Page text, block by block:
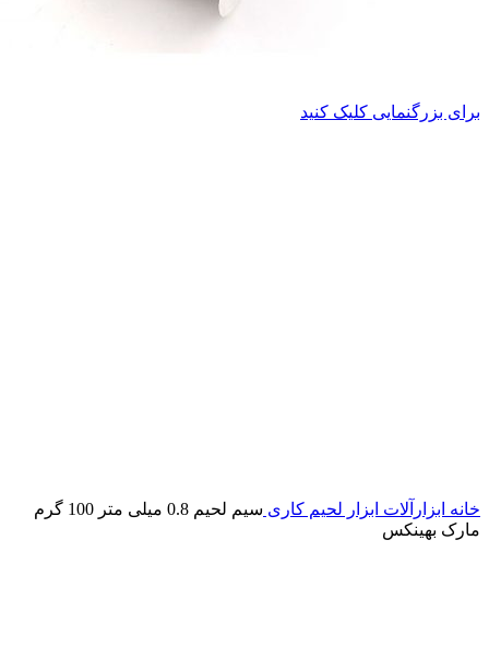
برای بزرگنمایی کلیک کنید
خانه ابزارآلات ابزار لحیم کاری
سیم لحیم 0.8 میلی متر 100 گرم
مارک بهینکس